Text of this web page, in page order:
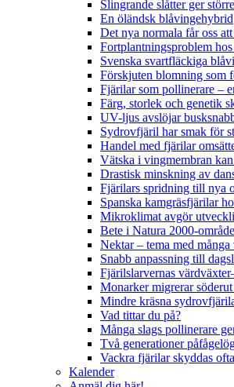
Slingrande slåtter ger
En öländsk blåvingehybrid
Det nya normala får oss
Fortplantningsproblem
Svenska svartfläckiga
Förskjuten blomning som
Fjärilar som pollinerare –
Färg, storlek och genetik
UV-ljus avslöjar
Sydrovfjäril har smak för
Handel med fjärilar
Vätska i vingmembran
Drastisk minskning av
Fjärilars spridning till nya
Spanska kamgräsfjärilar
Mikroklimat avgör
Bete i Natura 2000-
Nektar – tema med
Snabb anpassning till
Fjärilslarvernas
Monarker migrerar
Mindre kräsna
Vad tittar du på?
Många slags pollinerare
Två generationer
Vackra fjärilar skyddas
Kalender